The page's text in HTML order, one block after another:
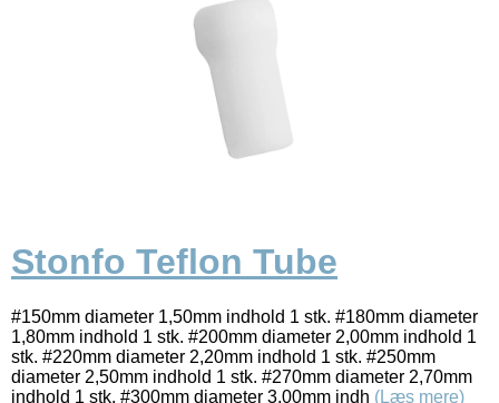
Stonfo Teflon Tube
#150mm diameter 1,50mm indhold 1 stk. #180mm diameter
1,80mm indhold 1 stk. #200mm diameter 2,00mm indhold 1
stk. #220mm diameter 2,20mm indhold 1 stk. #250mm
diameter 2,50mm indhold 1 stk. #270mm diameter 2,70mm
indhold 1 stk. #300mm diameter 3,00mm indh (Læs mere)